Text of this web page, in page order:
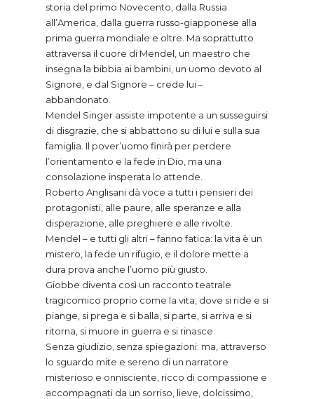
storia del primo Novecento, dalla Russia
all’America, dalla guerra russo-giapponese alla
prima guerra mondiale e oltre. Ma soprattutto
attraversa il cuore di Mendel, un maestro che
insegna la bibbia ai bambini, un uomo devoto al
Signore, e dal Signore – crede lui –
abbandonato.
Mendel Singer assiste impotente a un susseguirsi
di disgrazie, che si abbattono su di lui e sulla sua
famiglia. Il pover’uomo finirà per perdere
l’orientamento e la fede in Dio, ma una
consolazione insperata lo attende.
Roberto Anglisani dà voce a tutti i pensieri dei
protagonisti, alle paure, alle speranze e alla
disperazione, alle preghiere e alle rivolte.
Mendel – e tutti gli altri – fanno fatica: la vita è un
mistero, la fede un rifugio, e il dolore mette a
dura prova anche l’uomo più giusto.
Giobbe diventa così un racconto teatrale
tragicomico proprio come la vita, dove si ride e si
piange, si prega e si balla, si parte, si arriva e si
ritorna, si muore in guerra e si rinasce.
Senza giudizio, senza spiegazioni: ma, attraverso
lo sguardo mite e sereno di un narratore
misterioso e onnisciente, ricco di compassione e
accompagnati da un sorriso, lieve, dolcissimo,